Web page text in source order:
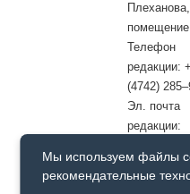
Мы используем файлы
рекомендательные
Телефон
редакции:
(4742)
Эл. почта
редакции:
Первый номер © /